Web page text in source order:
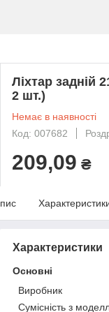
Ліхтар задній
2 шт.)
Немає в наявності
Код: 007682
209,09 ₴
Характеристики
Основні
Виробник
Сумісність з